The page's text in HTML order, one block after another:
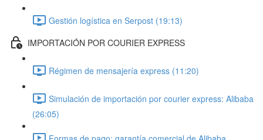
Gestión logística en Serpost (19:13)
IMPORTACIÓN POR COURIER EXPRESS
Régimen de mensajería express (11:20)
Simulación de importación por courier express: Alibaba
(26:05)